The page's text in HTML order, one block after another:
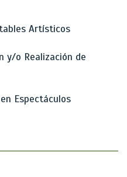
Artísticos
y/o Realización de
Espectáculos